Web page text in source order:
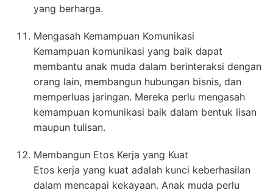
yang berharga.
Mengasah Kemampuan Komunikasi
Kemampuan komunikasi yang baik dapat
membantu anak muda dalam berinteraksi dengan
orang lain, membangun hubungan bisnis, dan
memperluas jaringan. Mereka perlu mengasah
kemampuan komunikasi baik dalam bentuk lisan
maupun tulisan.
Membangun Etos Kerja yang Kuat
Etos kerja yang kuat adalah kunci keberhasilan
dalam mencapai kekayaan. Anak muda perlu